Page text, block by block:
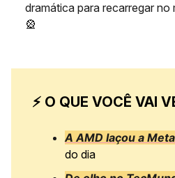
dramática para recarregar no
🎡
⚡ O QUE VOCÊ VAI
A AMD laçou a Meta
do dia